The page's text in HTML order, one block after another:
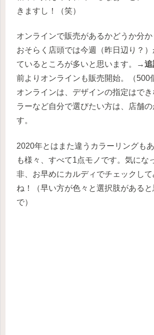
きますし！（笑）
オンラインで販売があるかどうか分か
おそらく店頭では今週（昨日辺り？
ているところが多いと思います。→追
前よりオンラインも販売開始。（500
オンラインは、デザインの指定はで
ラーなど自分で選びたい方は、店舗
す。
2020年とはまた違うカラーリングも
も様々、すべて1点モノです。気にな
非、お早めにカルディでチェックし
ね！（早い方が色々と選択肢がある
で）